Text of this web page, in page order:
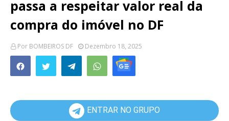
passa a respeitar valor real da
compra do imóvel no DF
Por BOMBEIROS DF Dezembro 18, 2025
ENTRAR NO GRUPO